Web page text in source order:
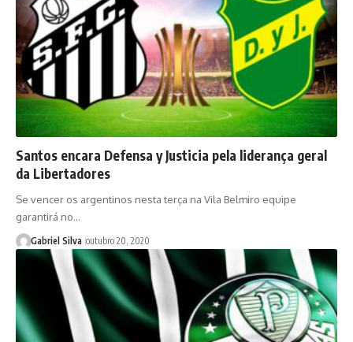
Santos encara Defensa y Justicia pela liderança geral
da Libertadores
Se vencer os argentinos nesta terça na Vila Belmiro equipe
garantirá no…
Gabriel Silva outubro 20, 2020